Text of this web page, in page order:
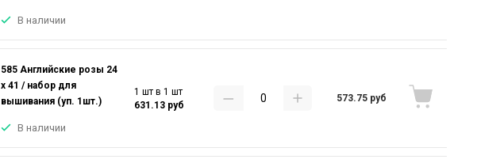
В наличии
585 Английские розы 24
х 41 / набор для
вышивания (уп. 1шт.)
В наличии
1 шт в 1 шт
631.13 руб
573.75 руб